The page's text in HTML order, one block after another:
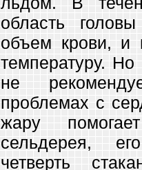
область
объем крови, и
температуру.
не
проблемах с
жару
сельдерея,
четверть